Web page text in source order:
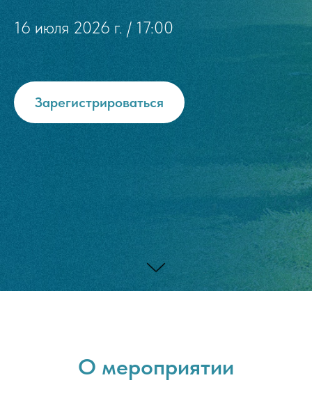
16 июля 2026 г. / 17:00
Зарегистрироваться
О мероприятии